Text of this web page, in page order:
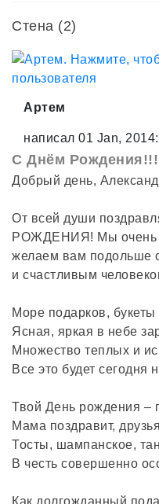
Стена (2)
Артем
написал 01 Jan, 2014:
С Днём Рождения!!!
Добрый день,
От всей души
РОЖДЕНИЯ! Мы очень
желаем вам подольше
и счастливым
Море подарков, букеты
Ясная, яркая в небе
Множество теплых и
Все это будет сегодня
Твой День рождения –
Мама поздравит,
Тосты, шампанское,
В честь совершенно
Как долгожданный